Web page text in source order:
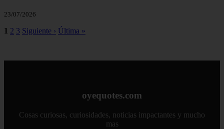
23/07/2026
1 2 3 Siguiente › Última »
oyequotes.com
Cosas curiosas, curiosidades, noticias impactantes y mucho
mas